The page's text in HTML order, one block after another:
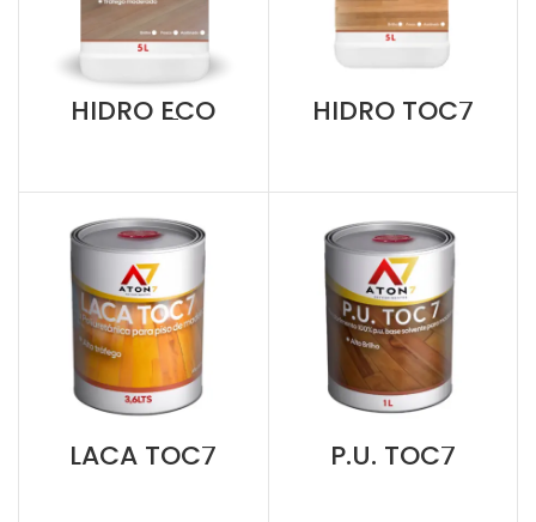
HIDRO ECO
TOC7 HIDRO TOC7
LACA TOC7 P.U. TOC7